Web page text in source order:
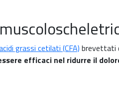
grassi cetilati (CFA) brevettati
efficaci nel ridurre il